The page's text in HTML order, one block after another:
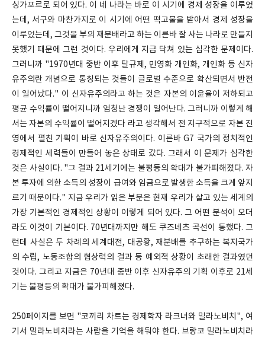
싱가포르로 되어 있다. 이 네 나라는 바로 이 시기에 경제 성장을 이루었
는데, 서구와 마찬가지로 이 시기에 어떤 떡고물을 받아서 경제 성장을
이루었는데, 그것을 부의 재분배라고 하는 이른바 잘 사는 나라로 만들지
못했기 때문에 그런 것이다. 우리에게 지금 닥쳐 있는 심각한 문제이다.
그러니까 "1970년대 중반 이후 탈규제, 민영화 개인화, 개인화 등 신자
유주의란 개념으로 통칭되는 것들이 글로벌 수준으로 확산되면서 반전
이 일어났다." 이 신자유주의라고 하는 것은 자본의 이윤율이 저하되고
평균 수익률이 떨어지니까 엄청난 경쟁이 일어난다. 그러니까 이렇게 해
서는 자본의 수익률이 떨어지겠다 라고 생각해서 전 지구적으로 자본 진
영에서 펼친 기획이 바로 신자유주의이다. 이른바 G7 국가의 정치적인
경제적인 세력들이 만들어 놓은 상태로 갔다. 그래서 이 문제가 심각한
것은 사실이다. "그 결과 21세기에는 불평등의 확대가 불가피해졌다. 자
본 투자에 의한 소득의 성장이 급여와 임금으로 발생한 소득을 크게 앞지
르기 때문이다." 지금 우리가 읽은 부분은 현재 우리가 살고 있는 세계의
가장 기본적인 경제적인 상황이 이렇게 되어 있다. 그 어떤 분석이 오더
라도 이것이 기본이다. 70년대까지만 해도 쿠즈네츠 곡선이 통했다. 그
런데 사실은 두 차례의 세계대전, 대공황, 재분배를 추구하는 복지국가
의 수립, 노동조합의 협상력의 결과 등 예외적 상황이 초래한 결과였던
것이다. 그리고 지금은 70년대 중반 이후 신자유주의 기획 이후로 21세
기는 불평등의 확대가 불가피해졌다.
250페이지를 보면 "코끼리 차트는 경제학자 라크너와 밀라노비치", 여
기서 밀라노비치라는 사람을 기억을 해둬야 한다. 브랑코 밀라노비치라